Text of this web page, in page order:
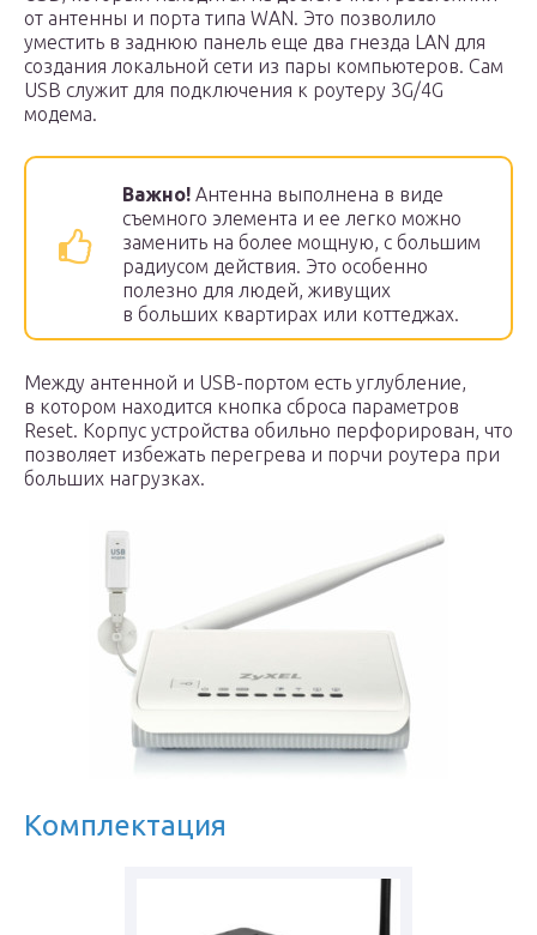
от антенны и порта типа WAN. Это позволило
уместить в заднюю панель еще два гнезда LAN для
создания локальной сети из пары компьютеров. Сам
USB служит для подключения к роутеру 3G/4G
модема.
Важно! Антенна выполнена в виде
съемного элемента и ее легко можно
заменить на более мощную, с большим
радиусом действия. Это особенно
полезно для людей, живущих
в больших квартирах или коттеджах.
Между антенной и USB-портом есть углубление,
в котором находится кнопка сброса параметров
Reset. Корпус устройства обильно перфорирован, что
позволяет избежать перегрева и порчи роутера при
больших нагрузках.
Комплектация